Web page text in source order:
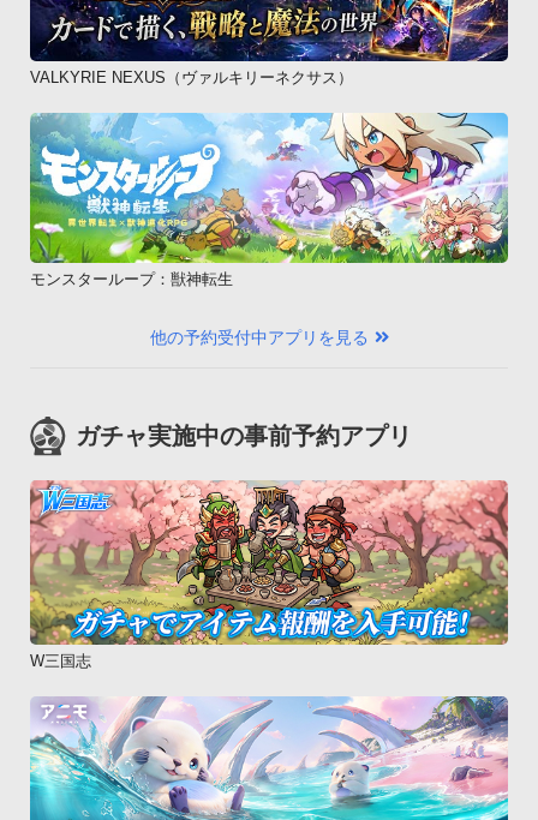
VALKYRIE NEXUS（ヴァルキリーネクサス）
モンスターループ：獣神転生
他の予約受付中アプリを見る
ガチャ実施中の事前予約アプリ
W三国志